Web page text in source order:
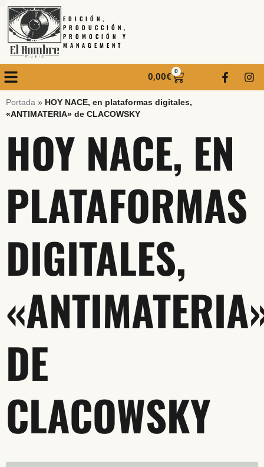
EDICIÓN,
PRODUCCIÓN,
PROMOCIÓN Y
MANAGEMENT
0,00€
0
Portada » HOY NACE, en plataformas digitales,
«ANTIMATERIA» de CLACOWSKY
HOY NACE, EN
PLATAFORMAS
DIGITALES,
DE
CLACOWSKY